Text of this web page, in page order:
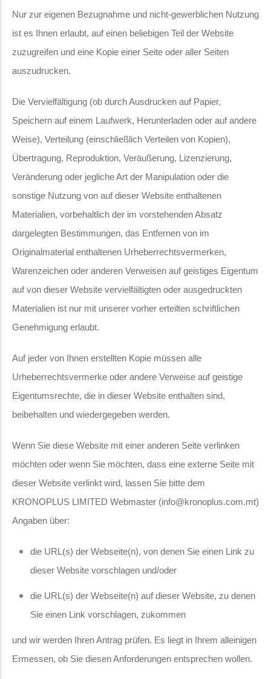
Nur zur eigenen Bezugnahme und nicht-gewerblichen Nutzung
ist es Ihnen erlaubt, auf einen beliebigen Teil der Website
zuzugreifen und eine Kopie einer Seite oder aller Seiten
auszudrucken.
Die Vervielfältigung (ob durch Ausdrucken auf Papier,
Speichern auf einem Laufwerk, Herunterladen oder auf andere
Weise), Verteilung (einschließlich Verteilen von Kopien),
Übertragung, Reproduktion, Veräußerung, Lizenzierung,
Veränderung oder jegliche Art der Manipulation oder die
sonstige Nutzung von auf dieser Website enthaltenen
Materialien, vorbehaltlich der im vorstehenden Absatz
dargelegten Bestimmungen, das Entfernen von im
Originalmaterial enthaltenen Urheberrechtsvermerken,
Warenzeichen oder anderen Verweisen auf geistiges Eigentum
auf von dieser Website vervielfältigten oder ausgedruckten
Materialien ist nur mit unserer vorher erteilten schriftlichen
Genehmigung erlaubt.
Auf jeder von Ihnen erstellten Kopie müssen alle
Urheberrechtsvermerke oder andere Verweise auf geistige
Eigentumsrechte, die in dieser Website enthalten sind,
beibehalten und wiedergegeben werden.
Wenn Sie diese Website mit einer anderen Seite verlinken
möchten oder wenn Sie möchten, dass eine externe Seite mit
dieser Website verlinkt wird, lassen Sie bitte dem
KRONOPLUS LIMITED Webmaster (info@kronoplus.com.mt)
Angaben über:
die URL(s) der Webseite(n), von denen Sie einen Link zu
dieser Website vorschlagen und/oder
die URL(s) der Webseite(n) auf dieser Website, zu denen
Sie einen Link vorschlagen, zukommen
und wir werden Ihren Antrag prüfen. Es liegt in Ihrem alleinigen
Ermessen, ob Sie diesen Anforderungen entsprechen wollen.